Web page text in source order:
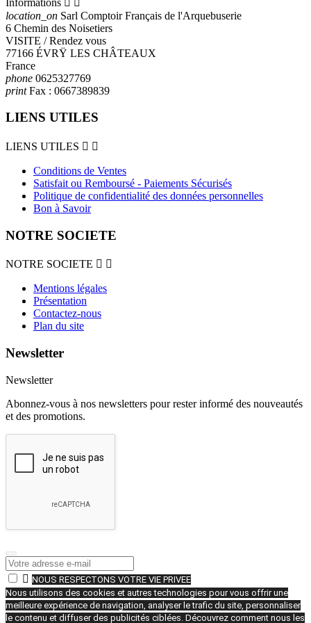
location_on Sarl Comptoir Français de l'Arquebuserie
6 Chemin des Noisetiers
VISITE / Rendez vous
77166 ÉVRŸ LES CHÂTEAUX
France
phone 0625327769
printFax : 0667389839
LIENS UTILES
LIENS UTILES  
Conditions de Ventes
Satisfait ou Remboursé - Paiements Sécurisés
Politique de confidentialité des données personnelles
Bon à Savoir
NOTRE SOCIETE
NOTRE SOCIETE  
Mentions légales
Présentation
Contactez-nous
Plan du site
Newsletter
Newsletter
Abonnez-vous à nos newsletters pour rester informé des nouveautés
et des promotions.
 NOUS RESPECTONS VOTRE VIE PRIVEE
Nous utilisons des cookies et autres technologies pour vous offrir une
meilleure expérience de navigation, analyser le trafic du site, personnaliser
le contenu et diffuser des publicités ciblées. Découvrez comment nous les